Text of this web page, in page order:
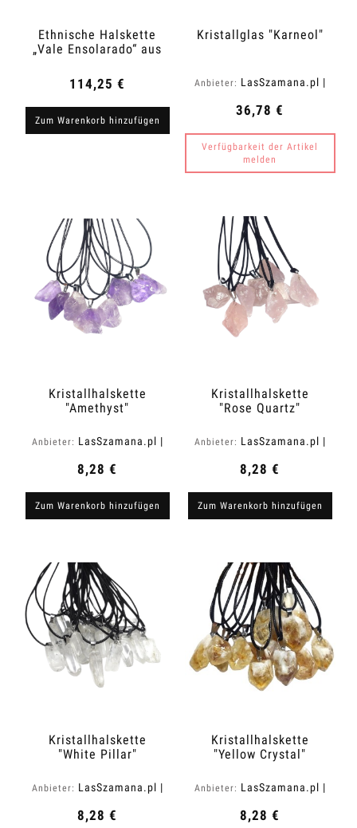
Ethnische Halskette
„Vale Ensolarado“ aus
114,25 €
Zum Warenkorb hinzufügen
Kristallglas "Karneol"
Anbieter: LasSzamana.pl |
36,78 €
Verfügbarkeit der Artikel
melden
Kristallhalskette
"Amethyst"
Anbieter: LasSzamana.pl |
8,28 €
Zum Warenkorb hinzufügen
Kristallhalskette
"Rose Quartz"
Anbieter: LasSzamana.pl |
8,28 €
Zum Warenkorb hinzufügen
Kristallhalskette
"White Pillar"
Anbieter: LasSzamana.pl |
8,28 €
Kristallhalskette
"Yellow Crystal"
Anbieter: LasSzamana.pl |
8,28 €